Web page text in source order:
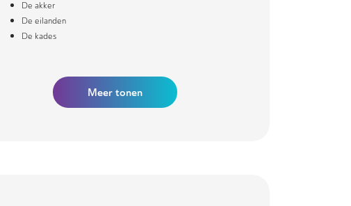
De akker
De eilanden
De kades
Meer tonen